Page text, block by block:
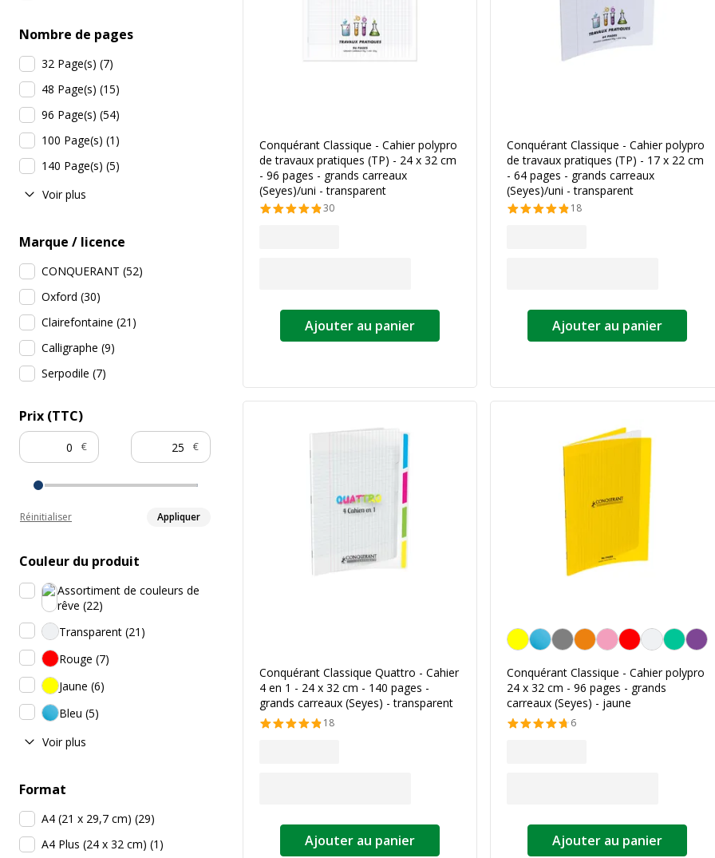
Nombre de pages
32 Page(s) (7)
48 Page(s) (15)
96 Page(s) (54)
100 Page(s) (1 )
140 Page(s) (5)
Voir plus
Marque / licence
CONQUERANT (52)
Oxford (30)
Clairefontaine (21 )
Calligraphe (9)
Serpodile (7)
Prix (TTC)
€ €
Réinitialiser Appliquer
Couleur du produit
Assortiment de couleurs de
rêve (22)
Transparent (21 )
Rouge (7)
Jaune (6)
Bleu (5)
Voir plus
Format
A4 (21 x 29,7 cm) (29)
A4 Plus (24 x 32 cm) (1 )
Conquérant Classique - Cahier polypro
de travaux pratiques (TP) - 24 x 32 cm
- 96 pages - grands carreaux
(Seyes)/uni - transparent
30
Ajouter au panier
Conquérant Classique - Cahier polypro
de travaux pratiques (TP) - 17 x 22 cm
- 64 pages - grands carreaux
(Seyes)/uni - transparent
18
Ajouter au panier
Conquérant Classique Quattro - Cahier
4 en 1 - 24 x 32 cm - 140 pages -
grands carreaux (Seyes) - transparent
18
Ajouter au panier
Jaune
Conquérant Classique - Cahier polypro
24 x 32 cm - 96 pages - grands
carreaux (Seyes) - jaune
6
Ajouter au panier